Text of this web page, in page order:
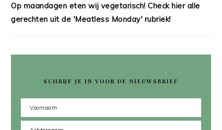
Op maandagen eten wij vegetarisch! Check hier alle
gerechten uit de 'Meatless Monday' rubriek!
SCHRIJF JE IN VOOR DE NIEUWSBRIEF